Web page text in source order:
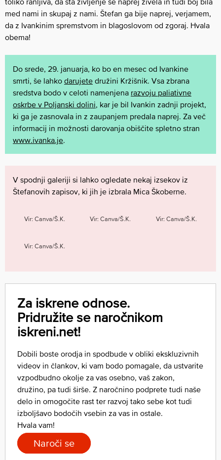
med nami in skupaj z nami. Štefan ga bije naprej, verjamem,
da z Ivankinim spremstvom in blagoslovom od zgoraj. Hvala
obema!
Do srede, 29. januarja, ko bo en mesec od Ivankine
smrti, še lahko darujete družini Kržišnik. Vsa zbrana
sredstva bodo v celoti namenjena razvoju paliativne
oskrbe v Poljanski dolini, kar je bil Ivankin zadnji projekt,
ki ga je zasnovala in z zaupanjem predala naprej. Za več
informacij in možnosti darovanja obiščite spletno stran
www.ivanka.je.
V spodnji galeriji si lahko ogledate nekaj izsekov iz
Štefanovih zapisov, ki jih je izbrala Mica Škoberne.
Vir: Canva/Š.K. Vir: Canva/Š.K. Vir: Canva/Š.K.
Vir: Canva/Š.K.
Za iskrene odnose.
Pridružite se naročnikom
iskreni.net!
Dobili boste orodja in spodbude v obliki ekskluzivnih
videov in člankov, ki vam bodo pomagale, da ustvarite
vzpodbudno okolje za vas osebno, vaš zakon,
družino, pa tudi širše. Z naročnino podprete tudi naše
delo in omogočite rast ter razvoj tako sebe kot tudi
izboljšavo bodočih vsebin za vas in ostale.
Hvala vam!
Naroči se